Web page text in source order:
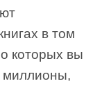
в том
которых вы
миллионы,